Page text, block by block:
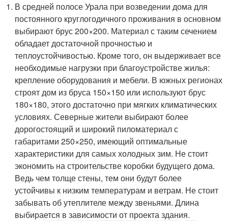
В средней полосе Урала при возведении дома для
постоянного круглогодичного проживания в основном
выбирают брус 200×200. Материал с таким сечением
обладает достаточной прочностью и
теплоустойчивостью. Кроме того, он выдерживает все
необходимые нагрузки при благоустройстве жилья:
крепление оборудования и мебели. В южных регионах
строят дом из бруса 150×150 или используют брус
180×180, этого достаточно при мягких климатических
условиях. Северные жители выбирают более
дорогостоящий и широкий пиломатериал с
габаритами 250×250, имеющий оптимальные
характеристики для самых холодных зим. Не стоит
экономить на строительстве коробки будущего дома.
Ведь чем толще стены, тем они будут более
устойчивы к низким температурам и ветрам. Не стоит
забывать об утеплителе между звеньями. Длина
выбирается в зависимости от проекта здания.